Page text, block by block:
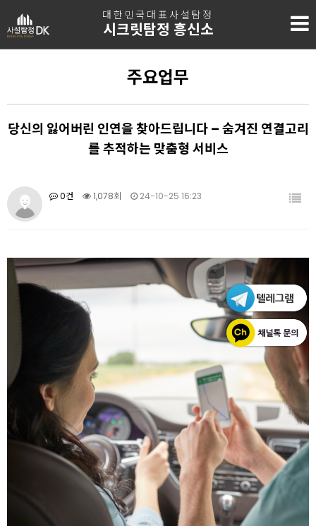
대한민국대표사설탐정
시크릿탐정 흥신소
주요업무
당신의 잃어버린 인연을 찾아드립니다 – 숨겨진 연결고리
를 추적하는 맞춤형 서비스
0건 1,078회 24-10-25 16:23